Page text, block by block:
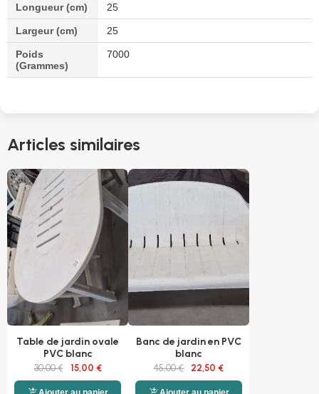
Longueur (cm) 25
Largeur (cm) 25
Poids
(Grammes)
7000
Articles similaires
Table de jardin ovale
PVC blanc
30,00 € 15,00 €
Banc de jardin en PVC
blanc
45,00 € 22,50 €